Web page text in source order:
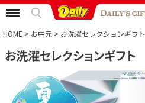
特集から選ぶ
予算から選ぶ
HOME お中元 お洗濯セレクションギフト
お洗濯セレクションギフト